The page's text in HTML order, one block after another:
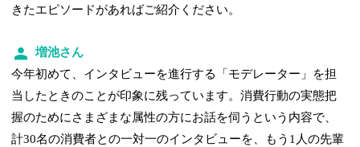
きたエピソードがあればご紹介ください。
増池さん
今年初めて、インタビューを進行する「モデレーター」を担
当したときのことが印象に残っています。消費行動の実態把
握のためにさまざまな属性の方にお話を伺うという内容で、
計30名の消費者との一対一のインタビューを、もう1人の先輩